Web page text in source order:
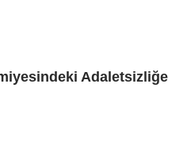
Adaletsizliğe